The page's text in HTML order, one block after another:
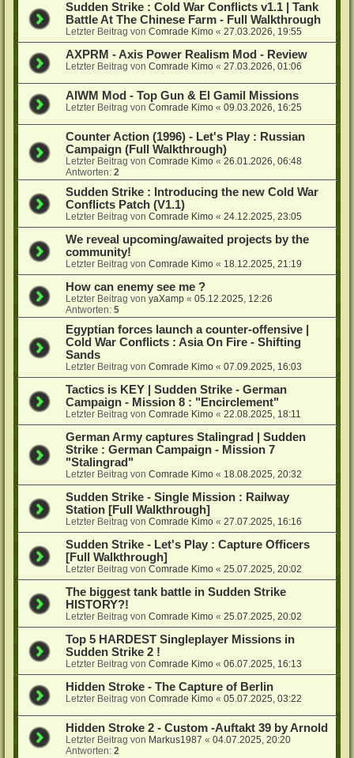
Sudden Strike : Cold War Conflicts v1.1 | Tank
Battle At The Chinese Farm - Full Walkthrough
Letzter Beitrag vonComrade Kimo «27.03.2026, 19:55
AXPRM - Axis Power Realism Mod - Review
Letzter Beitrag vonComrade Kimo «27.03.2026, 01:06
AIWM Mod - Top Gun & El Gamil Missions
Letzter Beitrag vonComrade Kimo «09.03.2026, 16:25
Counter Action (1996) - Let's Play : Russian
Campaign (Full Walkthrough)
Letzter Beitrag vonComrade Kimo «26.01.2026, 06:48
Antworten:2
Sudden Strike : Introducing the new Cold War
Conflicts Patch (V1.1)
Letzter Beitrag vonComrade Kimo «24.12.2025, 23:05
We reveal upcoming/awaited projects by the
community!
Letzter Beitrag vonComrade Kimo « 18.12.2025, 21:19
How can enemy see me ?
Letzter Beitrag vonyaXamp «05.12.2025, 12:26
Antworten:5
Egyptian forces launch a counter-offensive |
Cold War Conflicts : Asia On Fire - Shifting
Sands
Letzter Beitrag vonComrade Kimo «07.09.2025, 16:03
Tactics is KEY | Sudden Strike - German
Campaign - Mission 8 : "Encirclement"
Letzter Beitrag vonComrade Kimo «22.08.2025, 18:11
German Army captures Stalingrad | Sudden
Strike : German Campaign - Mission 7
"Stalingrad"
Letzter Beitrag vonComrade Kimo « 18.08.2025, 20:32
Sudden Strike - Single Mission : Railway
Station [Full Walkthrough]
Letzter Beitrag vonComrade Kimo «27.07.2025, 16:16
Sudden Strike - Let's Play : Capture Officers
[Full Walkthrough]
Letzter Beitrag vonComrade Kimo «25.07.2025, 20:02
The biggest tank battle in Sudden Strike
HISTORY?!
Letzter Beitrag vonComrade Kimo «25.07.2025, 20:02
Top 5 HARDEST Singleplayer Missions in
Sudden Strike 2 !
Letzter Beitrag vonComrade Kimo «06.07.2025, 16:13
Hidden Stroke - The Capture of Berlin
Letzter Beitrag vonComrade Kimo «05.07.2025, 03:22
Hidden Stroke 2 - Custom -Auftakt 39 by Arnold
Letzter Beitrag von Markus1987 «04.07.2025, 20:20
Antworten:2